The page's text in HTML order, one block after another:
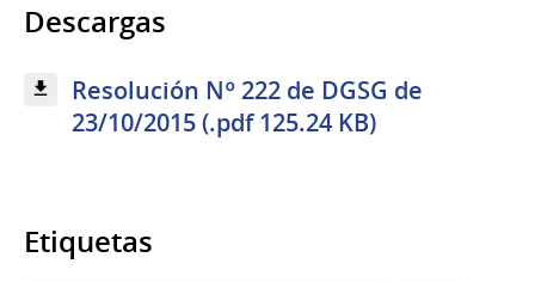
Descargas
Resolución Nº 222 de DGSG de
23/10/2015 (.pdf 125.24 KB)
Etiquetas